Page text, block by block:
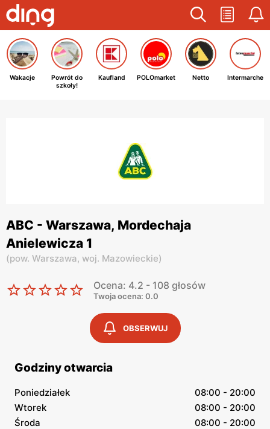
Wakacje
Powrót do
szkoły!
Kaufland POLOmarket Netto Intermarche
ABC - Warszawa, Mordechaja
Anielewicza 1
(pow. Warszawa, woj. Mazowieckie)
Ocena: 4.2 - 108 głosów
Twoja ocena: 0.0
OBSERWUJ
Godziny otwarcia
Poniedziałek
08:00 - 20:00
Wtorek
08:00 - 20:00
Środa
08:00 - 20:00